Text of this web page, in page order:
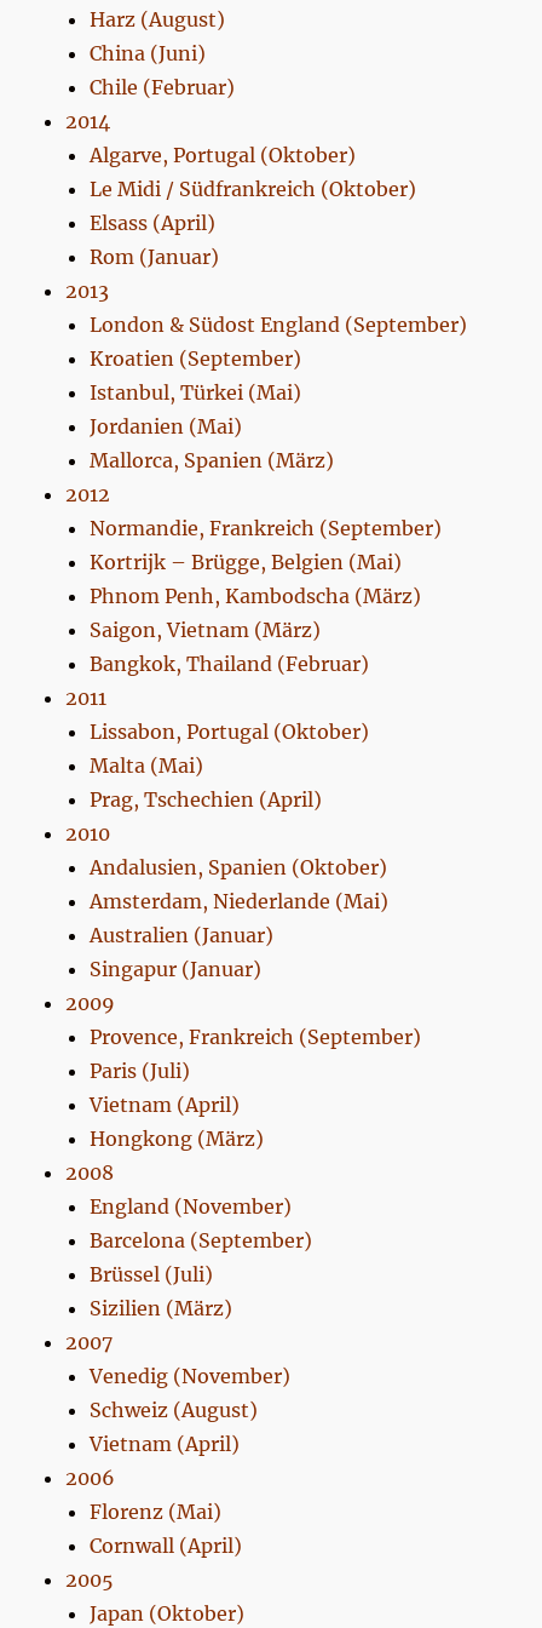
Harz (August)
China (Juni)
Chile (Februar)
2014
Algarve, Portugal (Oktober)
Le Midi / Südfrankreich (Oktober)
Elsass (April)
Rom (Januar)
2013
London & Südost England (September)
Kroatien (September)
Istanbul, Türkei (Mai)
Jordanien (Mai)
Mallorca, Spanien (März)
2012
Normandie, Frankreich (September)
Kortrijk – Brügge, Belgien (Mai)
Phnom Penh, Kambodscha (März)
Saigon, Vietnam (März)
Bangkok, Thailand (Februar)
2011
Lissabon, Portugal (Oktober)
Malta (Mai)
Prag, Tschechien (April)
2010
Andalusien, Spanien (Oktober)
Amsterdam, Niederlande (Mai)
Australien (Januar)
Singapur (Januar)
2009
Provence, Frankreich (September)
Paris (Juli)
Vietnam (April)
Hongkong (März)
2008
England (November)
Barcelona (September)
Brüssel (Juli)
Sizilien (März)
2007
Venedig (November)
Schweiz (August)
Vietnam (April)
2006
Florenz (Mai)
Cornwall (April)
2005
Japan (Oktober)